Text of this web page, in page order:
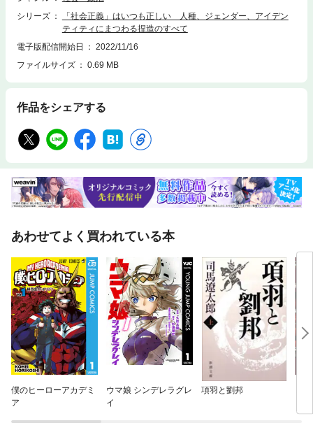
シリーズ
「社会正義」はいつも正しい 人種、ジェンダー、アイデン
ティティにまつわる捏造のすべて
電子版配信開始日
2022/11/16
ファイルサイズ
0.69 MB
作品をシェアする
あわせてよく買われている本
僕のヒーローアカデミ
ア
ウマ娘 シンデレラグレ
イ
項羽と劉邦